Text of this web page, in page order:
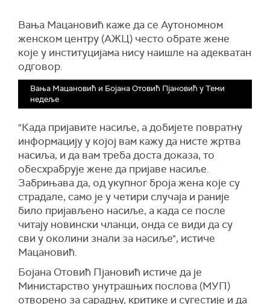
Вања Мацановић каже да се Аутономном
женском центру (АЖЦ) често обрате жене
које у институцијама нису наишле на адекватан
одговор.
Вања Мацановић и Бојана Отовић Пјановић у Теми
недеље
"Када пријавите насиље, а добијете повратну
информацију у којој вам кажу да нисте жртва
насиља, и да вам треба доста доказа, то
обесхрабрује жене да пријаве насиље.
Забрињава да, од укупног броја жена које су
страдале, само је у четири случаја и раније
било пријављено насиље, а када се после
читају новински чланци, онда се види да су
сви у околини знали за насиље", истиче
Мацановић.
Бојана Отовић Пјановић истиче да је
Министарство унутрашњих послова (МУП)
отворено за сарадњу, критике и сугестије и да